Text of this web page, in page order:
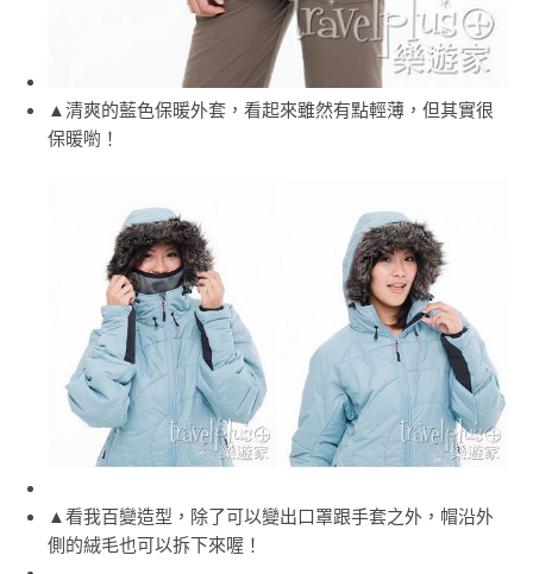
▲清爽的藍色保暖外套，看起來雖然有點輕薄，但其實很
保暖喲！
▲看我百變造型，除了可以變出口罩跟手套之外，帽沿外
側的絨毛也可以拆下來喔！